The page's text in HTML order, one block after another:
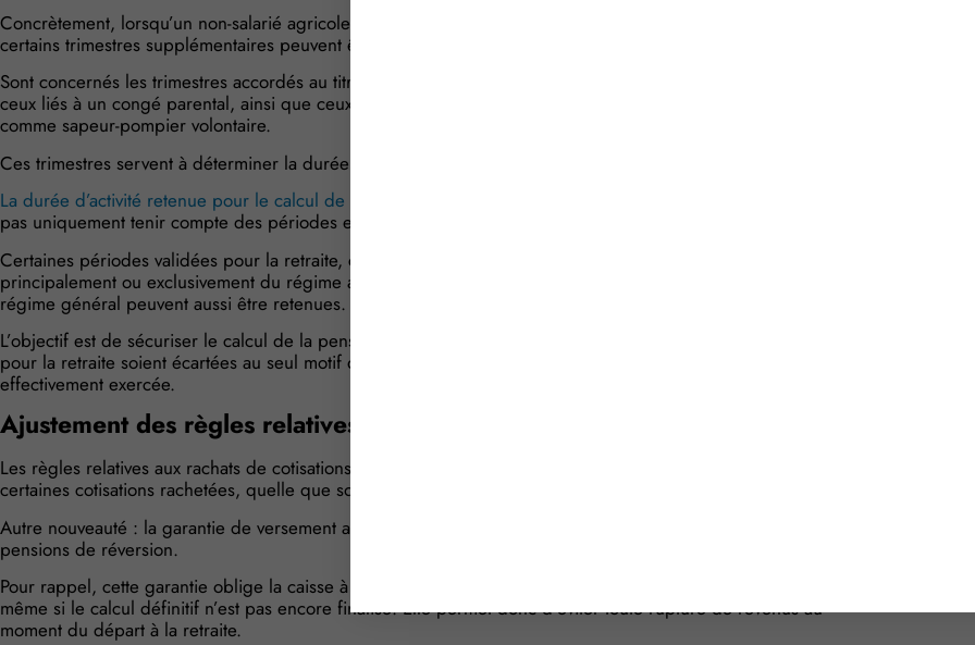
Concrètement, lorsqu’un non-salarié agricole n’a eu aucune période d’activité après le 1er janvier 2016,
certains trimestres supplémentaires peuvent être retenus pour calculer la part proportionnelle de sa pension.
Sont concernés les trimestres accordés au titre de la maternité, de l’éducation ou de l’adoption d’un enfant,
ceux liés à un congé parental, ainsi que ceux attribués aux assurés ayant accompli au moins 10 ans de service
comme sapeur-pompier volontaire.
Ces trimestres servent à déterminer la durée d’assurance prise en compte pour le calcul de la pension.
La durée d’activité retenue pour le calcul de la pension est également précisée
pas uniquement tenir compte des périodes effectivement travaillées comme non-salarié agricole.
Certaines périodes validées pour la retraite, certaines périodes assimilées lorsque l’assuré relevait
principalement ou exclusivement du régime agricole, ainsi que certaines périodes prises en compte dans le
régime général peuvent aussi être retenues.
L’objectif est de sécuriser le calcul de la pension en évitant que des périodes légalement prises en compte
pour la retraite soient écartées au seul motif qu’elles ne correspondent pas à une activité agricole
effectivement exercée.
Ajustement des règles relatives aux rachats de cotisations
Les règles relatives aux rachats de cotisations sont également ajustées afin de sécuriser la prise en compte de
certaines cotisations rachetées, quelle que soit la date à laquelle le rachat a été effectué.
Autre nouveauté : la garantie de versement applicable aux pensions des non-salariés agricoles est étendue aux
pensions de réversion.
Pour rappel, cette garantie oblige la caisse à assurer le paiement de la pension de retraite à la date prévue,
même si le calcul définitif n’est pas encore finalisé. Elle permet donc d’éviter toute rupture de revenus au
moment du départ à la retraite.